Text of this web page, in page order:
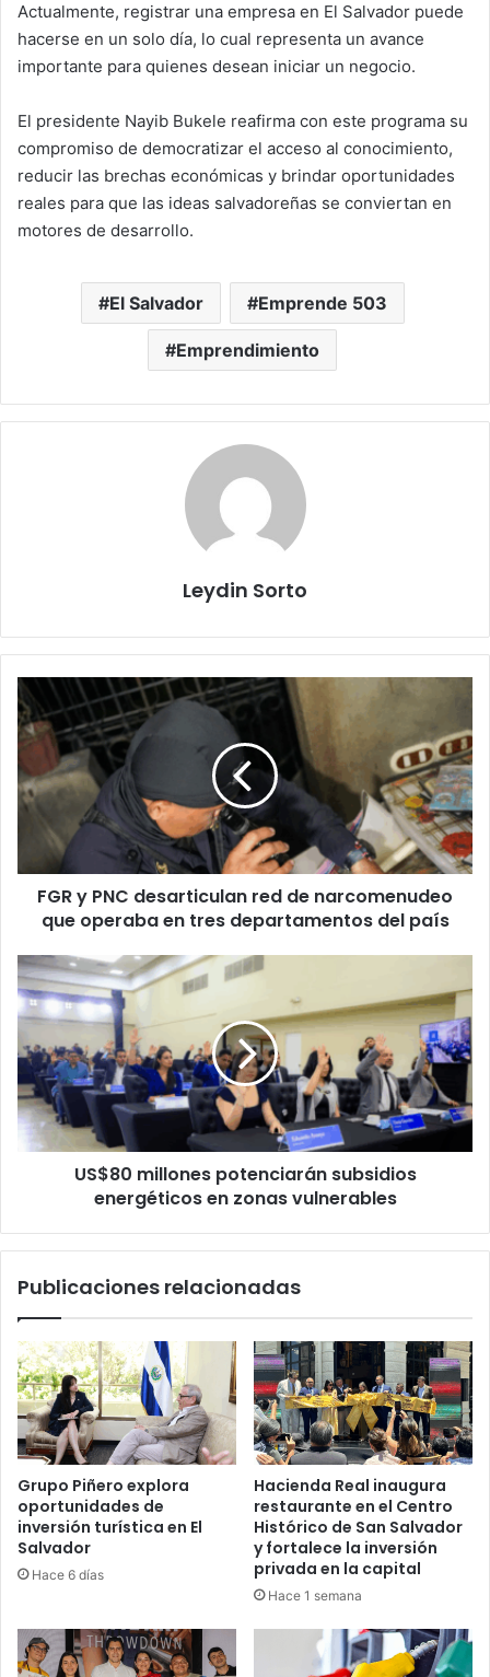
Actualmente, registrar una empresa en El Salvador puede
hacerse en un solo día, lo cual representa un avance
importante para quienes desean iniciar un negocio.
El presidente Nayib Bukele reafirma con este programa su
compromiso de democratizar el acceso al conocimiento,
reducir las brechas económicas y brindar oportunidades
reales para que las ideas salvadoreñas se conviertan en
motores de desarrollo.
El Salvador Emprende 503
Emprendimiento
Leydin Sorto
FGR
y
PNC
desarticulan
red
de
narcomenudeo
operaba
tres
del
país
FGR y PNC desarticulan red de narcomenudeo
que operaba en tres departamentos del país
US$80
millones
potenciarán
subsidios
energéticos
en
zonas
vulnerables
US$80 millones potenciarán subsidios
energéticos en zonas vulnerables
Publicaciones relacionadas
Grupo Piñero explora
oportunidades de
inversión turística en El
Salvador
Hace 6 días
Hacienda Real inaugura
restaurante en el Centro
Histórico de San Salvador
y fortalece la inversión
privada en la capital
Hace 1 semana